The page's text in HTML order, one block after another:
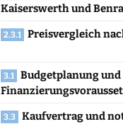
Kaiserswerth und
Preisvergleich
Budgetplanung und
Kaufvertrag und